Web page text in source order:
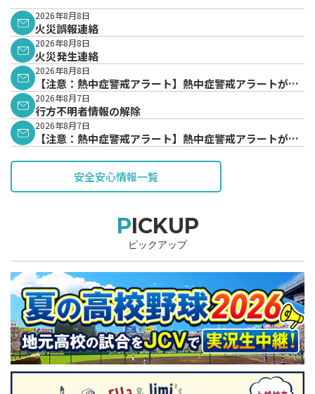
2026年8月8日
火災誤報連絡
2026年8月8日
火災発生連絡
2026年8月8日
【注意：熱中症警戒アラート】熱中症警戒アラートが発
表されています。
2026年8月7日
行方不明者情報の解除
2026年8月7日
【注意：熱中症警戒アラート】熱中症警戒アラートが発
安全安心情報一覧
PICKUP
ピックアップ